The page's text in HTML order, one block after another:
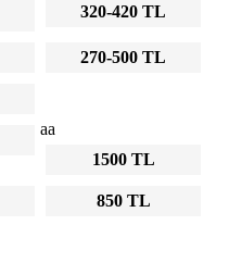
320-420 TL
270-500 TL
aa
1500 TL
850 TL